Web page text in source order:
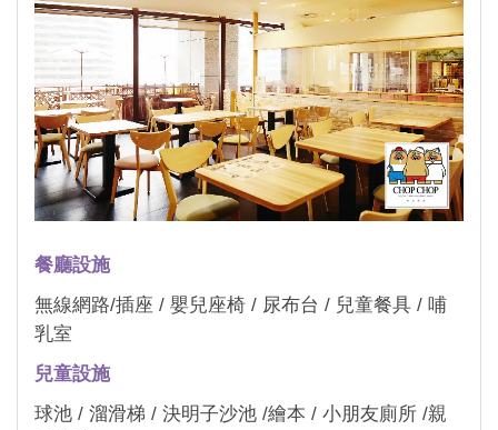
餐廳設施
無線網路/插座 / 嬰兒座椅 / 尿布台 / 兒童餐具 / 哺
乳室
兒童設施
球池 / 溜滑梯 / 決明子沙池 /繪本 / 小朋友廁所 /親